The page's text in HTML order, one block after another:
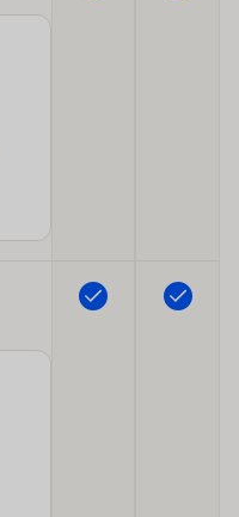
Iekļauts Iekļauts